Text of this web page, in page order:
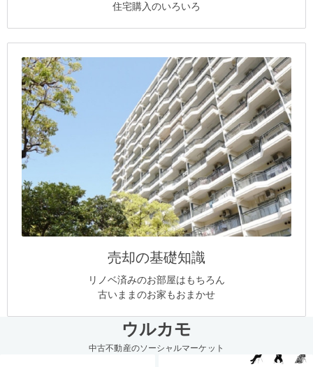
住宅購入のいろいろ
売却の基礎知識
リノベ済みのお部屋はもちろん
古いままのお家もおまかせ
ウルカモ
中古不動産のソーシャルマーケット